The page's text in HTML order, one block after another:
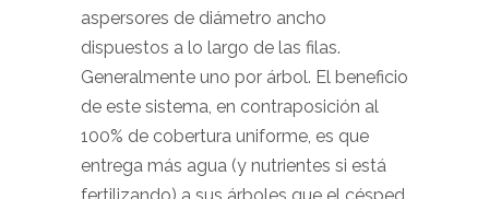
aspersores de diámetro ancho
dispuestos a lo largo de las filas.
Generalmente uno por árbol. El beneficio
de este sistema, en contraposición al
100% de cobertura uniforme, es que
entrega más agua (y nutrientes si está